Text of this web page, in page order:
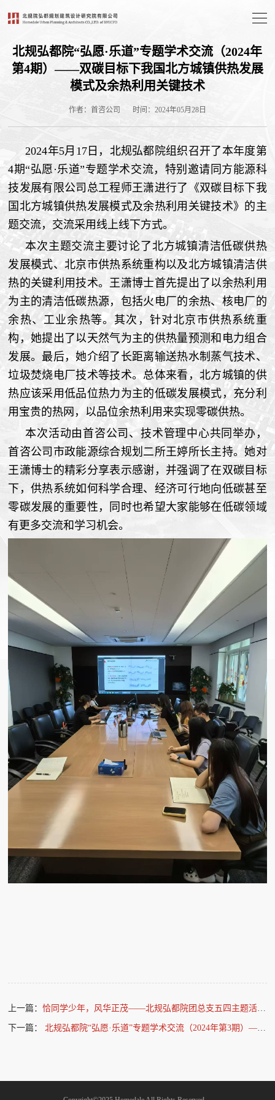
北规弘都院“弘愿·乐道”专题学术交流（2024年
第4期）——双碳目标下我国北方城镇供热发展
模式及余热利用关键技术
作者：首咨公司 时间：2024年05月28日
2024年5月17日，北规弘都院组织召开了本年度第
4期“弘愿·乐道”专题学术交流，特别邀请同方能源科
技发展有限公司总工程师王潇进行了《双碳目标下我
国北方城镇供热发展模式及余热利用关键技术》的主
题交流，交流采用线上线下方式。
本次主题交流主要讨论了北方城镇清洁低碳供热
发展模式、北京市供热系统重构以及北方城镇清洁供
热的关键利用技术。王潇博士首先提出了以余热利用
为主的清洁低碳热源，包括火电厂的余热、核电厂的
余热、工业余热等。其次，针对北京市供热系统重
构，她提出了以天然气为主的供热量预测和电力组合
发展。最后，她介绍了长距离输送热水制蒸气技术、
垃圾焚烧电厂技术等技术。总体来看，北方城镇的供
热应该采用低品位热力为主的低碳发展模式，充分利
用宝贵的热网，以品位余热利用来实现零碳供热。
本次活动由首咨公司、技术管理中心共同举办，
首咨公司市政能源综合规划二所王婷所长主持。她对
王潇博士的精彩分享表示感谢，并强调了在双碳目标
下，供热系统如何科学合理、经济可行地向低碳甚至
零碳发展的重要性，同时也希望大家能够在低碳领域
有更多交流和学习机会。
上一篇：恰同学少年，风华正茂——北规弘都院团总支五四主题活动风采展
下一篇：北规弘都院“弘愿·乐道”专题学术交流（2024年第3期）——大城·小居·大家：北京市租赁住房的行动与思考——从“置身事外”到“置身事内”